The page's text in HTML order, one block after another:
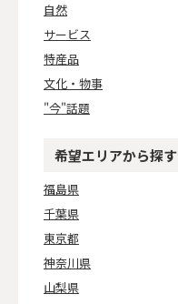
自然
サービス
特産品
文化・物事
"今"話題
希望エリアから探す
福島県
千葉県
東京都
神奈川県
山梨県